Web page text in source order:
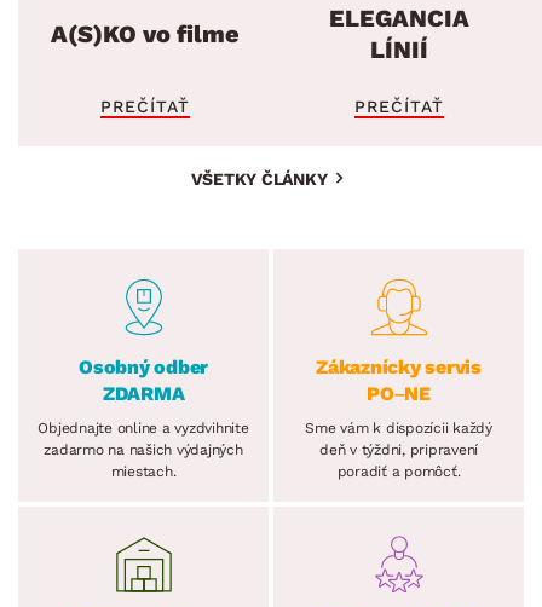
A(S)KO vo filme
PREČÍTAŤ
ELEGANCIA
LÍNIÍ
PREČÍTAŤ
VŠETKY ČLÁNKY
Osobný odber
ZDARMA
Objednajte online a vyzdvihnite
zadarmo na našich výdajných
miestach.
Zákaznícky servis
PO–NE
Sme vám k dispozícii každý
deň v týždni, pripravení
poradiť a pomôcť.